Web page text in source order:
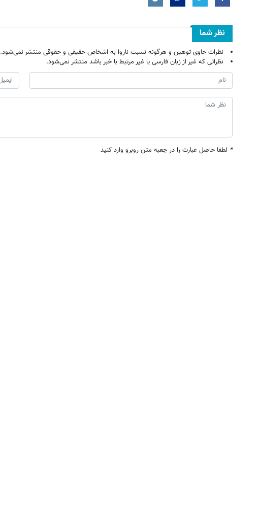
نظر شما
نظرات حاوی توهین و هرگونه نسبت ناروا به اشخاص حقیقی و حقوقی منتشر نمی‌شود.
نظراتی که غیر از زبان فارسی یا غیر مرتبط با خبر باشد منتشر نمی‌شود.
* لطفا حاصل عبارت را در جعبه متن روبرو وارد کنید